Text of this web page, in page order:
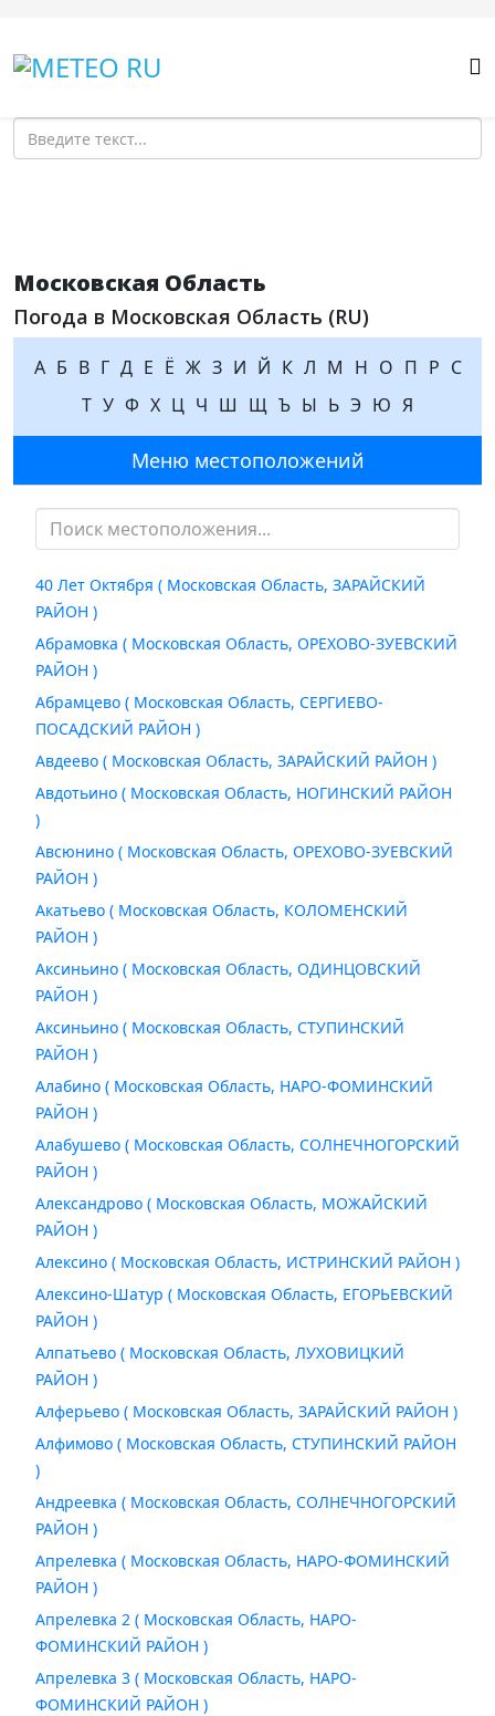
Поиск
Московская Область
Погода в Московская Область (RU)
А Б В Г Д Е Ё Ж З И Й К Л М Н О П Р С
Т У Ф Х Ц Ч Ш Щ Ъ Ы Ь Э Ю Я
Меню местоположений
40 Лет Октября ( Московская Область, ЗАРАЙСКИЙ
РАЙОН )
Абрамовка ( Московская Область, ОРЕХОВО-ЗУЕВСКИЙ
РАЙОН )
Абрамцево ( Московская Область, СЕРГИЕВО-
ПОСАДСКИЙ РАЙОН )
Авдеево ( Московская Область, ЗАРАЙСКИЙ РАЙОН )
Авдотьино ( Московская Область, НОГИНСКИЙ РАЙОН
)
Авсюнино ( Московская Область, ОРЕХОВО-ЗУЕВСКИЙ
РАЙОН )
Акатьево ( Московская Область, КОЛОМЕНСКИЙ
РАЙОН )
Аксиньино ( Московская Область, ОДИНЦОВСКИЙ
РАЙОН )
Аксиньино ( Московская Область, СТУПИНСКИЙ
РАЙОН )
Алабино ( Московская Область, НАРО-ФОМИНСКИЙ
РАЙОН )
Алабушево ( Московская Область, СОЛНЕЧНОГОРСКИЙ
РАЙОН )
Александрово ( Московская Область, МОЖАЙСКИЙ
РАЙОН )
Алексино ( Московская Область, ИСТРИНСКИЙ РАЙОН )
Алексино-Шатур ( Московская Область, ЕГОРЬЕВСКИЙ
РАЙОН )
Алпатьево ( Московская Область, ЛУХОВИЦКИЙ
РАЙОН )
Алферьево ( Московская Область, ЗАРАЙСКИЙ РАЙОН )
Алфимово ( Московская Область, СТУПИНСКИЙ РАЙОН
)
Андреевка ( Московская Область, СОЛНЕЧНОГОРСКИЙ
РАЙОН )
Апрелевка ( Московская Область, НАРО-ФОМИНСКИЙ
РАЙОН )
Апрелевка 2 ( Московская Область, НАРО-
ФОМИНСКИЙ РАЙОН )
Апрелевка 3 ( Московская Область, НАРО-
ФОМИНСКИЙ РАЙОН )